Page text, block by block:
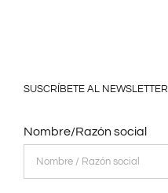
SUSCRÍBETE AL NEWSLETTER
Nombre/Razón social